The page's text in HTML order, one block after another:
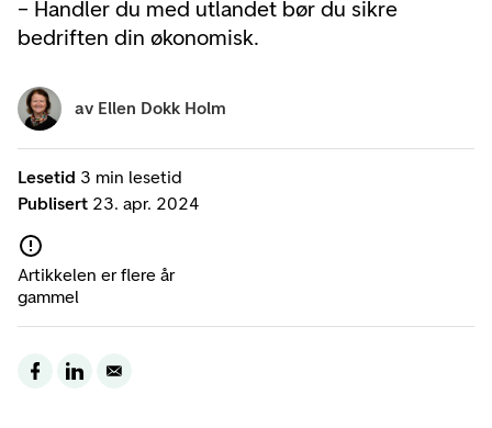
– Handler du med utlandet bør du sikre
bedriften din økonomisk.
Lesetid 3 min lesetid
Publisert 23. apr. 2024
Artikkelen er flere år
gammel
av Ellen Dokk Holm